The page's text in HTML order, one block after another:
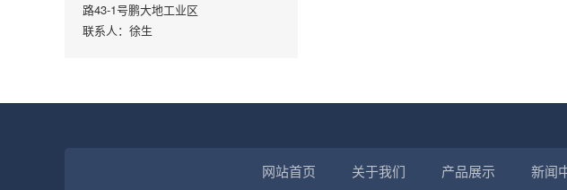
路43-1号鹏大地工业区
联系人：徐生
网站首页 关于我们 产品展示 新闻